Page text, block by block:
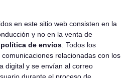
en este sitio web consisten en la
y no en la venta de
de envíos. Todos los
relacionadas con los
digital y se envían al correo